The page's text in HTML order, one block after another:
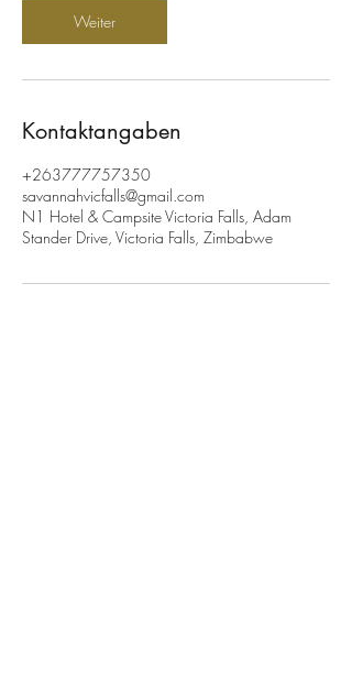
Weiter
Kontaktangaben
+263777757350
savannahvicfalls@gmail.com
N1 Hotel & Campsite Victoria Falls, Adam
Stander Drive, Victoria Falls, Zimbabwe